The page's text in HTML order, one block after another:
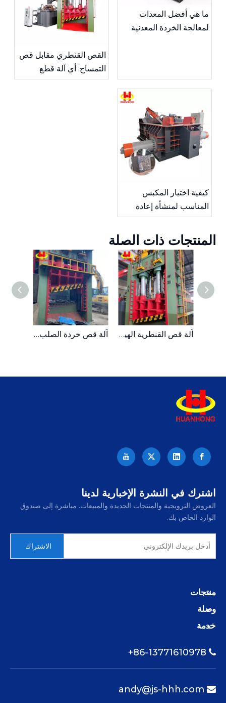
ما هي أفضل المعدات
لمعالجة الخردة المعدنية
القص القنطري مقابل قص
التمساح: أي آلة قطع
الخردة المعدنية هي
كيفية اختيار المكبس
المناسب لمنشأة إعادة
التدوير الخاصة بك
المنتجات ذات الصلة
آلة قص خردة الصلب ذات القناة الهيدروليكية الثقيلة Q91-1000 آلة قص القنطرية الهيدروليكية للخردة المعدنية متوسطة الحجم
اشترك في النشرة الإخبارية لدينا
العروض الترويجية والمنتجات الجديدة والمبيعات. مباشرة إلى صندوق
الوارد الخاص بك.
الاشتراك
منتجات
وصلة
خدمة

